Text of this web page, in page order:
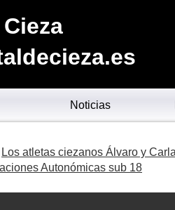
Noticias
Los atletas ciezanos Álvaro y
Autonómicas sub 18